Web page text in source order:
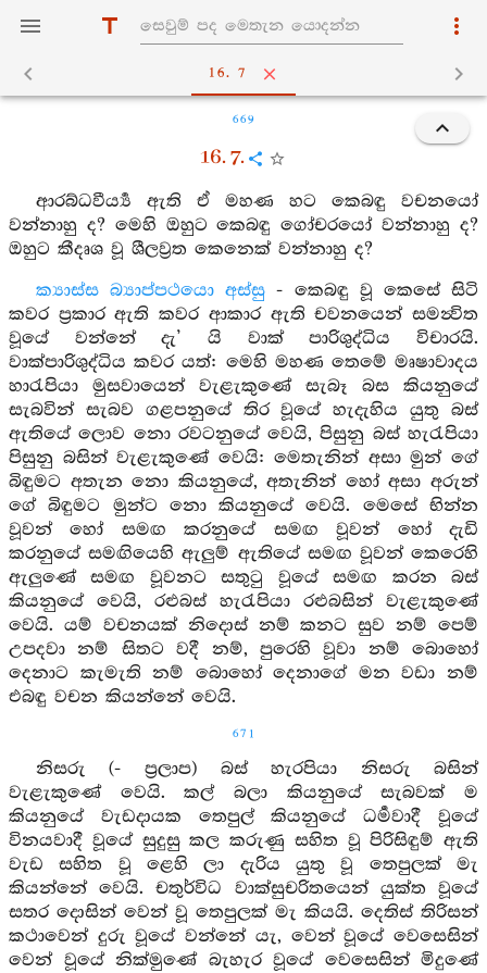
16. 7
669
16. 7.
ආරබ්ධවීර්‍ය්‍ය ඇති ඒ මහණ හට කෙබඳු වචනයෝ
වන්නාහු ද? මෙහි ඔහුට කෙබඳු ගෝචරයෝ වන්නාහු ද?
ඔහුට කීදෘශ වූ ශීලව්‍රත කෙනෙක් වන්නාහු ද?
ක්‍යාස්ස බ්‍යාප්පථයො අස්සු- කෙබඳු වූ කෙසේ සිටි
කවර ප්‍රකාර ඇති කවර ආකාර ඇති චවනයෙන් සමන්‍විත
වූයේ වන්නේ දැ’ යි වාක් පාරිශුද්ධිය විචාරයි.
වාක්පාරිශුද්ධිය කවර යත්: මෙහි මහණ තෙමේ මෘෂාවාදය
හාරැපියා මුසවායෙන් වැළැකුණේ සැබෑ බස කියනුයේ
සැබවින් සැබව ගළපනුයේ තිර වූයේ හැදැහිය යුතු බස්
ඇතියේ ලොව නො රවටනුයේ වෙයි, පිසුනු බස් හැරැපියා
පිසුනු බසින් වැළැකුණේ වෙයි: මෙතැනින් අසා මුන් ගේ
බිඳුමට අතැන නො කියනුයේ, අතැනින් හෝ අසා අරුන්
ගේ බිඳුමට මුන්ට නො කියනුයේ වෙයි. මෙසේ භින්න
වූවන් හෝ සමඟ කරනුයේ සමඟ වූවන් හෝ දැඩි
කරනුයේ සමඟියෙහි ඇලුම් ඇතියේ සමඟ වූවන් කෙරෙහි
ඇලුණේ සමඟ වූවනට සතුටු වූයේ සමඟ කරන බස්
කියනුයේ වෙයි, රළුබස් හැරැපියා රළුබසින් වැළැකුණේ
වෙයි. යම් වචනයක් නිදොස් නම් කනට සුව නම් පෙම්
උපදවා නම් සිතට වදී නම්, පුරෙහි වූවා නම් බොහෝ
දෙනාට කැමැති නම් බොහෝ දෙනාගේ මන වඩා නම්
එබඳු වචන කියන්නේ වෙයි.
671
නිසරු (- ප්‍රලාප) බස් හැරපියා නිසරු බසින්
වැළැකුණේ වෙයි. කල් බලා කියනුයේ සැබවක් ම
කියනුයේ වැඩදායක තෙපුල් කියනුයේ ධර්‍මවාදී වූයේ
විනයවාදී වූයේ සුදුසු කල කරුණු සහිත වූ පිරිසිඳුම් ඇති
වැඩ සහිත වූ ළෙහි ලා දැරිය යුතු වූ තෙපුලක් මැ
කියන්නේ වෙයි. චතුර්විධ වාක්සුචරිතයෙන් යුක්ත වූයේ
සතර දොසින් වෙන් වූ තෙපුලක් මැ කියයි. දෙතිස් තිරිසන්
කථාවෙන් දුරු වූයේ වන්නේ යැ, වෙන් වූයේ වෙසෙසින්
වෙන් වූයේ නික්මුණේ බැහැර වූයේ වෙසෙසින් මිදුණේ